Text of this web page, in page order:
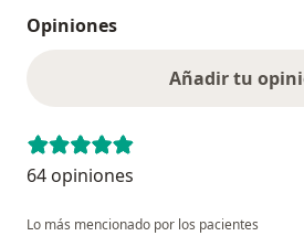
Opiniones
Añadir tu
64 opiniones
Lo más mencionado por los pacientes